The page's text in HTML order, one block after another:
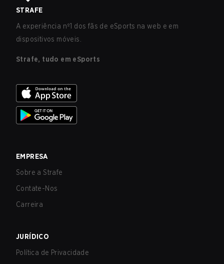
STRAFE
A experiência nº1 dos fãs de eSports na web e em
dispositivos móveis.
Strafe, tudo em eSports
EMPRESA
Sobre a Strafe
Contate-Nos
Carreira
JURÍDICO
Política de Privacidade